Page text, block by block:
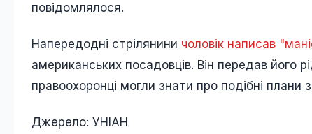
повідомлялося.
Напередодні стрілянини чоловік написав
американських посадовців. Він передав його
правоохоронці могли знати про подібні плани
Джерело: УНІАН